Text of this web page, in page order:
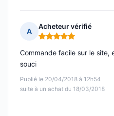
A
Acheteur vérifié
Note : 5 sur 5
Publié le 20/04/2018 à 12h54
suite à un achat du 18/03/2018
Commande facile sur le site,
souci